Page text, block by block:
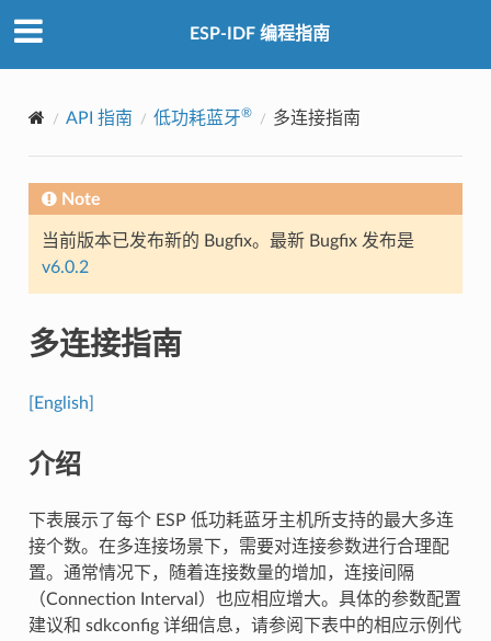
ESP-IDF 编程指南
API 指南 低功耗蓝牙® 多连接指南
Note
当前版本已发布新的 Bugfix。最新 Bugfix 发布是
v6.0.2
多连接指南
[English]
介绍
下表展示了每个 ESP 低功耗蓝牙主机所支持的最大多连
接个数。在多连接场景下，需要对连接参数进行合理配
置。通常情况下，随着连接数量的增加，连接间隔
（Connection Interval）也应相应增大。具体的参数配置
建议和 sdkconfig 详细信息，请参阅下表中的相应示例代